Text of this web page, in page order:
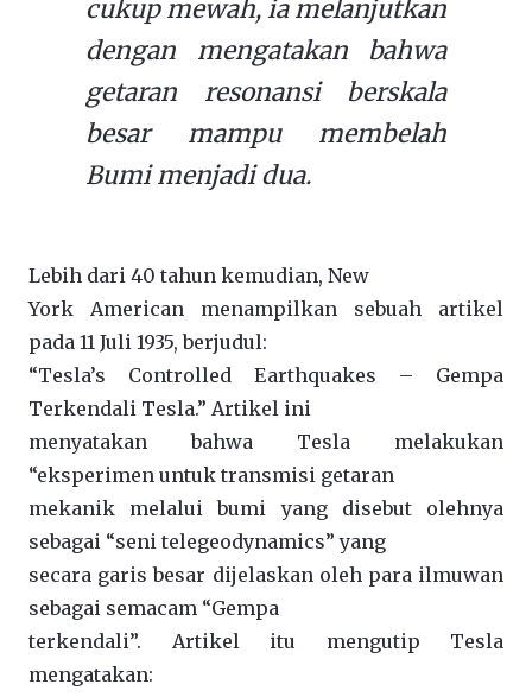
cukup mewah, ia melanjutkan
dengan mengatakan bahwa
getaran resonansi berskala
besar mampu membelah
Bumi menjadi dua.
Lebih dari 40 tahun kemudian, New
York American menampilkan sebuah artikel
pada 11 Juli 1935, berjudul:
“Tesla’s Controlled Earthquakes – Gempa
Terkendali Tesla.” Artikel ini
menyatakan bahwa Tesla melakukan
“eksperimen untuk transmisi getaran
mekanik melalui bumi yang disebut olehnya
sebagai “seni telegeodynamics” yang
secara garis besar dijelaskan oleh para ilmuwan
sebagai semacam “Gempa
terkendali”. Artikel itu mengutip Tesla
mengatakan: